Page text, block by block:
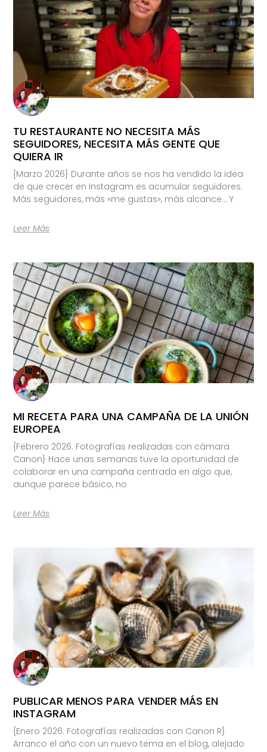
TU RESTAURANTE NO NECESITA MÁS
SEGUIDORES, NECESITA MÁS GENTE QUE
QUIERA IR
{Marzo 2026} Durante años se nos ha vendido la idea
de que crecer en Instagram es acumular seguidores.
Más seguidores, más «me gustas», más alcance… Y
Leer Más
MI RECETA PARA UNA CAMPAÑA DE LA UNIÓN
EUROPEA
{Febrero 2026. Fotografías realizadas con cámara
Canon} Hace unas semanas tuve la oportunidad de
colaborar en una campaña centrada en algo que,
aunque parece básico, no
Leer Más
PUBLICAR MENOS PARA VENDER MÁS EN
INSTAGRAM
{Enero 2026. Fotografías realizadas con Canon R}
Arranco el año con un nuevo tema en el blog, alejado